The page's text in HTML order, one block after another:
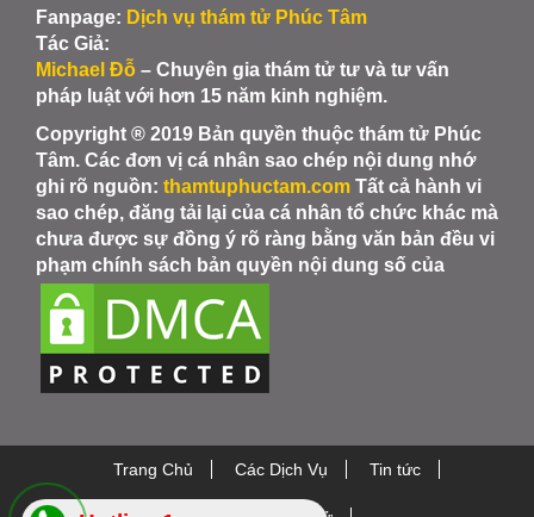
Fanpage: Dịch vụ thám tử Phúc Tâm
Tác Giả:
Michael Đỗ – Chuyên gia thám tử tư và tư vấn
pháp luật với hơn 15 năm kinh nghiệm.
Copyright ® 2019 Bản quyền thuộc thám tử Phúc
Tâm. Các đơn vị cá nhân sao chép nội dung nhớ
ghi rõ nguồn: thamtuphuctam.com Tất cả hành vi
sao chép, đăng tải lại của cá nhân tổ chức khác mà
chưa được sự đồng ý rõ ràng bằng văn bản đều vi
phạm chính sách bản quyền nội dung số của
Trang Chủ Các Dịch Vụ Tin tức